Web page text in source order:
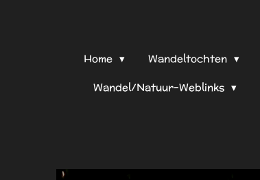
Home Wandeltochten
Wandel/Natuur-Weblinks